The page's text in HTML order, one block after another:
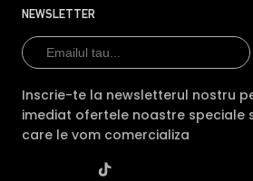
NEWSLETTER
Inscrie-te la newsletterul nostru
imediat ofertele noastre speciale
care le vom comercializa